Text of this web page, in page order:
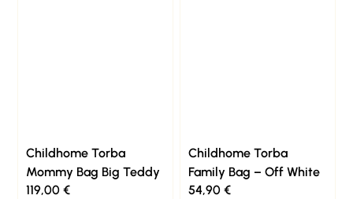
Childhome Torba
Mommy Bag Big Teddy
119,00€
Childhome Torba
Family Bag – Off White
54,90 €